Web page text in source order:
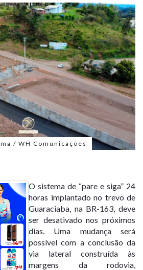
/ WH Comunicações
O sistema de “pare e siga” 24
horas implantado no trevo de
Guaraciaba, na BR-163, deve
ser desativado nos próximos
dias. Uma mudança será
possível com a conclusão da
via lateral construída às
margens da rodovia,